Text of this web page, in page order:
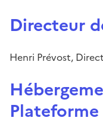
Directeur
Henri Prévost,
Plateforme